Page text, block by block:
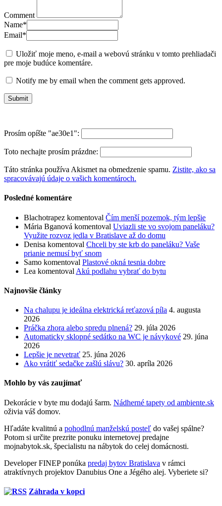
Comment
Name*
Email*
Uložiť moje meno, e-mail a webovú stránku v tomto prehliadači
pre moje budúce komentáre.
Notify me by email when the comment gets approved.
Prosím opíšte "ae30e1":
Toto nechajte prosím prázdne:
Táto stránka používa Akismet na obmedzenie spamu. Zistite, ako sa
spracovávajú údaje o vašich komentároch.
Posledné komentáre
Blachotrapez komentoval Čím menší pozemok, tým lepšie
Mária Bganová komentoval Uviazli ste vo svojom paneláku?
Využite rozvoz jedla v Bratislave až do domu
Denisa komentoval Chceli by ste krb do paneláku? Vaše
prianie nemusí byť snom
Samo komentoval Plastové okná tesnia dobre
Lea komentoval Akú podlahu vybrať do bytu
Najnovšie články
Na chalupu je ideálna elektrická reťazová píla 4. augusta
2026
Práčka zhora alebo spredu plnená? 29. júla 2026
Automaticky sklopné sedátko na WC je návykové 29. júna
2026
Lepšie je nevetrať 25. júna 2026
Ako vrátiť sedačke zašlú slávu? 30. apríla 2026
Mohlo by vás zaujímať
Dekorácie v byte mu dodajú šarm. Nádherné tapety od ambiente.sk
oživia váš domov.
Hľadáte kvalitnú a pohodlnú manželskú posteľ do vašej spálne?
Potom si určite prezrite ponuku internetovej predajne
mojnabytok.sk, špecialistu na nábytok do celej domácnosti.
Developer FINEP ponúka predaj bytov Bratislava v rámci
atraktívnych projektov Danubius One a Jégého alej. Vyberiete si?
Záhrada v kopci